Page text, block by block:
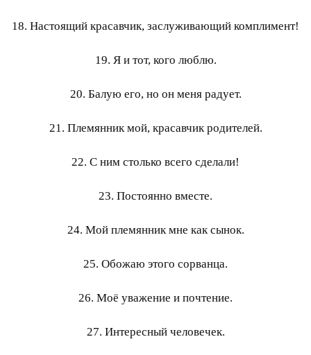
18. Настоящий красавчик, заслуживающий комплимент!
19. Я и тот, кого люблю.
20. Балую его, но он меня радует.
21. Племянник мой, красавчик родителей.
22. С ним столько всего сделали!
23. Постоянно вместе.
24. Мой племянник мне как сынок.
25. Обожаю этого сорванца.
26. Моё уважение и почтение.
27. Интересный человечек.